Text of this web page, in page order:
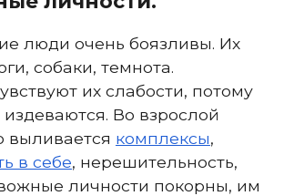
люди очень боязливы. Их
собаки, темнота.
их слабости, потому
Во взрослой
выливается комплексы,
в себе, нерешительность,
личности покорны, им